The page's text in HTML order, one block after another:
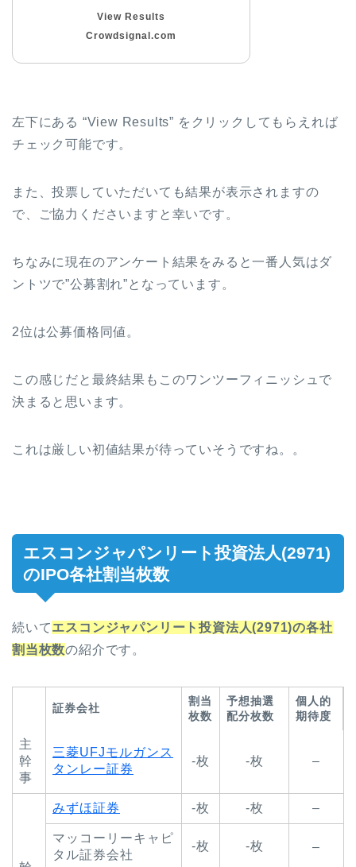
View Results
Crowdsignal.com
左下にある “View Results” をクリックしてもらえれば
チェック可能です。
また、投票していただいても結果が表示されますの
で、ご協力くださいますと幸いです。
ちなみに現在のアンケート結果をみると一番人気はダ
ントツで”公募割れ”となっています。
2位は公募価格同値。
この感じだと最終結果もこのワンツーフィニッシュで
決まると思います。
これは厳しい初値結果が待っていそうですね。。
エスコンジャパンリート投資法人(2971)
のIPO各社割当枚数
続いてエスコンジャパンリート投資法人(2971)の各社
割当枚数の紹介です。
証券会社
割当
枚数
予想抽選
配分枚数
個人的
期待度
主
幹
事
三菱UFJモルガンス
タンレー証券
-枚 -枚 –
みずほ証券 -枚 -枚 –
マッコーリーキャピ
タル証券会社
-枚 -枚 –